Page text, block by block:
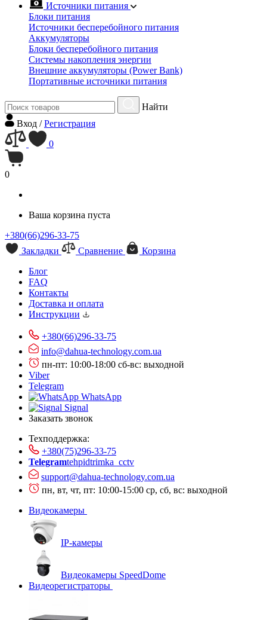
Источники питания
Блоки питания
Источники бесперебойного питания
Аккумуляторы
Блоки бесперебойного питания
Системы накопления энергии
Внешние аккумуляторы (Power Bank)
Портативные источники питания
Найти
Вход /Регистрация
0
0
Ваша корзина пуста
+380(66)296-33-75
Закладки
Сравнение
Корзина
Блог
FAQ
Контакты
Доставка и оплата
Инструкции
+380(66)296-33-75
info@dahua-technology.com.ua
пн-пт: 10:00-18:00 сб-вс: выходной
Viber
Telegram
WhatsApp
Signal
Заказать звонок
Техподдержка:
+380(75)296-33-75
Telegramtehpidtrimka_cctv
support@dahua-technology.com.ua
пн, вт, чт, пт: 10:00-15:00 ср, сб, вс: выходной
Видеокамеры
IP-камеры
Видеокамеры SpeedDome
Видеорегистраторы